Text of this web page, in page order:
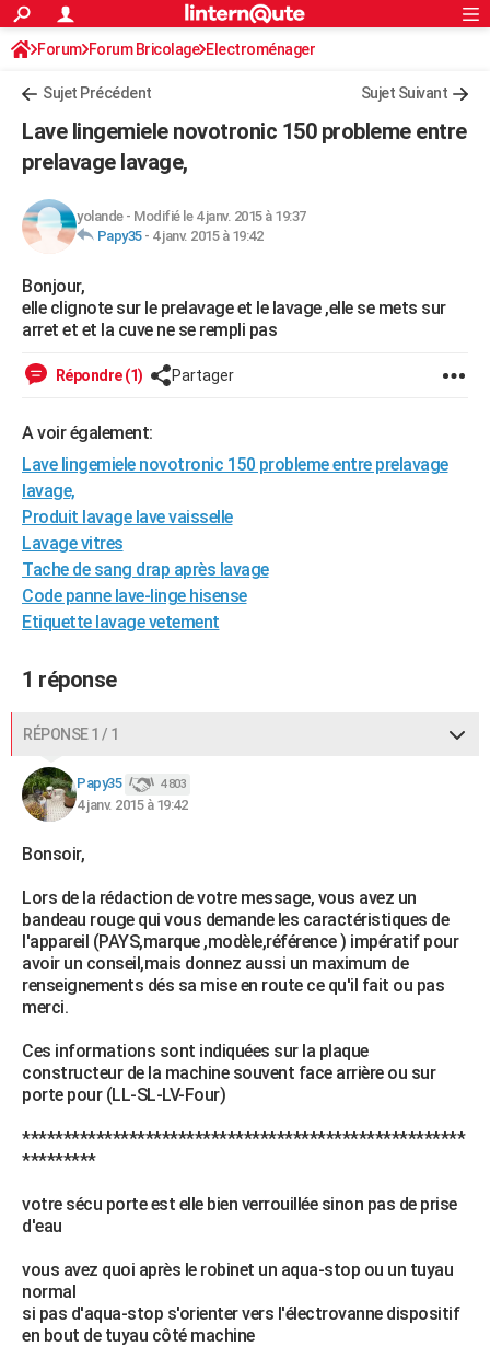
ACTUALITÉS
Politique
Société
Faits Divers
Education
Monde
Villes
+
Programme TV
Streaming
Cinéma
Sorties cinéma
Musique
FINANCE
Retraite
Impôts
Epargne
Immobilier
Risques naturels par ville
Banque
Assurance
Crédit
AUTO
Essais
Réserver un essai
Citadines
Berlines
SUV
Forum auto
+HIGH-TECH
Mobiles
Meilleur smartphone
Internet
Ordinateurs
Jeux vidéo
Guide high-tech
BRICOLAGE
Forum
Aménagement intérieur
Extérieur
Cuisine
Salle de bains
Jardinage
Rangement
WEEK-END
Guides de France
Escapades
Patrimoine
Expositions
Musées
Week-end nature
LIFESTYLE
Art de vivre
Bien-être
Loisirs
ModeModes de vie
SANTE
Alimentation
Guide de la santé
Maladies
Médicaments
Sommeil
VOYAGE
Destinations
City break
Voyage nature
Voyage de noces
Forum
Climat
+PHOTO
GUIDES D'ACHAT
BONS PLANS
Carte de Noël
Carte Bonne année
Carte Saint-Valentin
Carte Pâques
Carte d'anniversaire
DICTIONNAIRE
Dictionnaire
Biographies
Citations
Expressions
Proverbes
PROGRAMME TV
COPAINS D'AVANT
S'inscrire
Se connecter
Lycées
Collèges
Primaires
Universités
Entreprises
Service militaire
Avis de recherche
AVIS DE DÉCÈS
Bricolage
Lifestyle
Culture
Sport
Auto
Television
Voyage
Cinema
S'inscrire
Connexion
Forum Forum Bricolage Electroménager
Sujet Précédent Sujet Suivant
Lave lingemiele novotronic 150 probleme entre
prelavage lavage,
yolande- Modifié le 4 janv. 2015 à 19:37
Papy35- 4 janv. 2015 à 19:42
Bonjour,
elle clignote sur le prelavage et le lavage ,elle se mets sur
arret et et la cuve ne se rempli pas
Répondre (1) Partager
A voir également:
Lave lingemiele novotronic 150 probleme entre prelavage
lavage,
Produit lavage lave vaisselle
Lavage vitres
Tache de sang drap après lavage
Code panne lave-linge hisense
Etiquette lavage vetement
1 réponse
RÉPONSE 1 / 1
Papy35 4 803
4 janv. 2015 à 19:42
Bonsoir,
Lors de la rédaction de votre message, vous avez un
bandeau rouge qui vous demande les caractéristiques de
l'appareil (PAYS,marque ,modèle,référence ) impératif pour
avoir un conseil,mais donnez aussi un maximum de
renseignements dés sa mise en route ce qu'il fait ou pas
merci.
Ces informations sont indiquées sur la plaque
constructeur de la machine souvent face arrière ou sur
porte pour (LL-SL-LV-Four)
******************************************************
*********
votre sécu porte est elle bien verrouillée sinon pas de prise
d'eau
vous avez quoi après le robinet un aqua-stop ou un tuyau
normal
si pas d'aqua-stop s'orienter vers l'électrovanne dispositif
en bout de tuyau côté machine